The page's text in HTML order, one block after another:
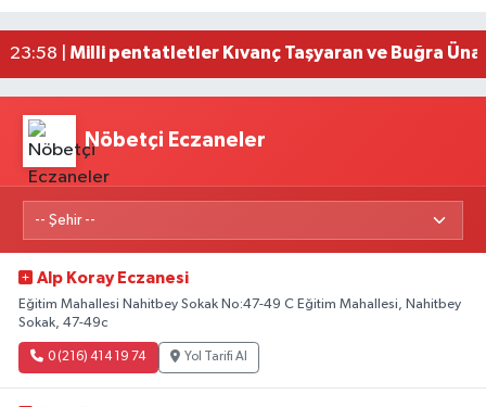
23:58 | Milli pentatletler Kıvanç Taşyaran ve Buğra
Nöbetçi Eczaneler
Alp Koray Eczanesi
Eğitim Mahallesi Nahitbey Sokak No:47-49 C Eğitim Mahallesi, Nahitbey
Sokak, 47-49c
0 (216) 414 19 74 Yol Tarifi Al